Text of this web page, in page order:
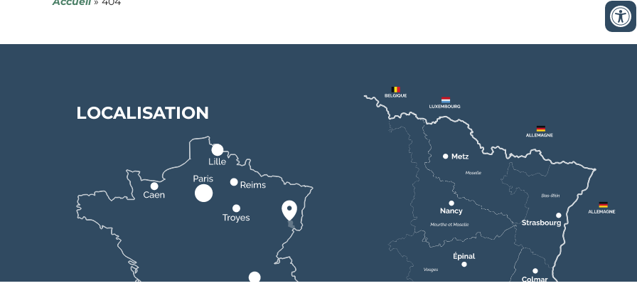
LOCALISATION